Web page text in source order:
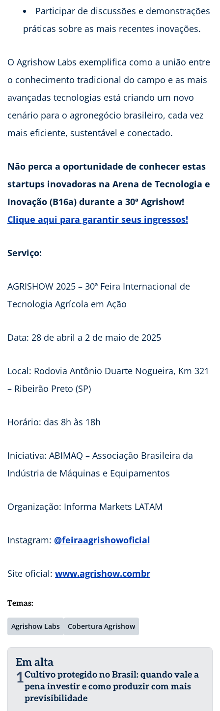
Participar de discussões e demonstrações
práticas sobre as mais recentes inovações.
O Agrishow Labs exemplifica como a união entre
o conhecimento tradicional do campo e as mais
avançadas tecnologias está criando um novo
cenário para o agronegócio brasileiro, cada vez
mais eficiente, sustentável e conectado.
Não perca a oportunidade de conhecer estas
startups inovadoras na Arena de Tecnologia e
Inovação (B16a) durante a 30ª Agrishow!
Clique aqui para garantir seus ingressos!
Serviço:
AGRISHOW 2025 – 30ª Feira Internacional de
Tecnologia Agrícola em Ação
Data: 28 de abril a 2 de maio de 2025
Local: Rodovia Antônio Duarte Nogueira, Km 321
– Ribeirão Preto (SP)
Horário: das 8h às 18h
Iniciativa: ABIMAQ – Associação Brasileira da
Indústria de Máquinas e Equipamentos
Organização: Informa Markets LATAM
Instagram: @feiraagrishowoficial
Site oficial: www.agrishow.combr
Temas:
Agrishow Labs Cobertura Agrishow
Em alta
1Cultivo protegido no Brasil: quando vale a
pena investir e como produzir com mais
previsibilidade